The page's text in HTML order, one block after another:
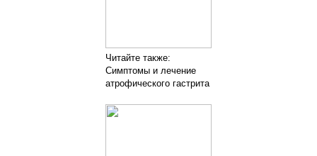
Читайте также:
Симптомы и лечение
атрофического гастрита